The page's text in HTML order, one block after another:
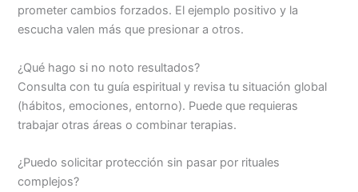
prometer cambios forzados. El ejemplo positivo y la
escucha valen más que presionar a otros.
¿Qué hago si no noto resultados?
Consulta con tu guía espiritual y revisa tu situación global
(hábitos, emociones, entorno). Puede que requieras
trabajar otras áreas o combinar terapias.
¿Puedo solicitar protección sin pasar por rituales
complejos?